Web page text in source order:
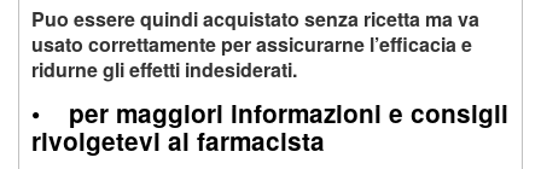
Puo essere quindi acquistato senza ricetta ma va
usato correttamente per assicurarne l’efficacia e
ridurne gli effetti indesiderati.
• per maggiori informazioni e consigli
rivolgetevi al farmacista